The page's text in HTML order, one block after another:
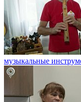
музыкальные